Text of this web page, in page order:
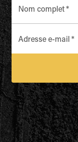
Nom complet*
Adresse e-mail *